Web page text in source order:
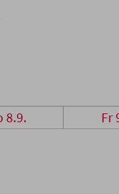
8.9. Fr